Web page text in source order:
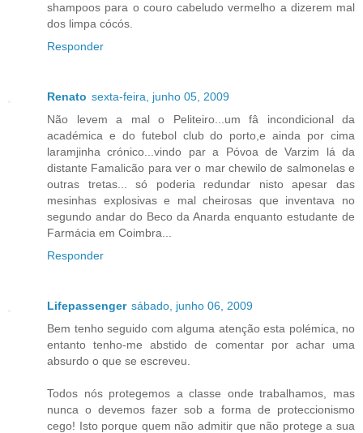
shampoos para o couro cabeludo vermelho a dizerem mal
dos limpa cócós.
Responder
Renato sexta-feira, junho 05, 2009
Não levem a mal o Peliteiro...um fâ incondicional da
académica e do futebol club do porto,e ainda por cima
laramjinha crónico...vindo par a Póvoa de Varzim lá da
distante Famalicão para ver o mar chewilo de salmonelas e
outras tretas... só poderia redundar nisto apesar das
mesinhas explosivas e mal cheirosas que inventava no
segundo andar do Beco da Anarda enquanto estudante de
Farmácia em Coimbra...
Responder
Lifepassenger sábado, junho 06, 2009
Bem tenho seguido com alguma atenção esta polémica, no
entanto tenho-me abstido de comentar por achar uma
absurdo o que se escreveu.
Todos nós protegemos a classe onde trabalhamos, mas
nunca o devemos fazer sob a forma de proteccionismo
cego! Isto porque quem não admitir que não protege a sua